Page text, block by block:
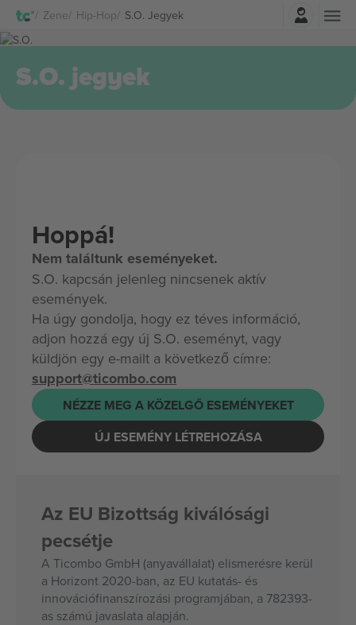
Zene Hip-Hop S.O. Jegyek
S.O. jegyek
Hoppá!
Nem találtunk eseményeket.
S.O. kapcsán jelenleg nincsenek aktív
események.
Ha úgy gondolja, hogy ez téves információ,
adjon hozzá egy új S.O. eseményt, vagy
küldjön egy e-mailt a következő címre:
support@ticombo.com
NÉZZE MEG A KÖZELGŐ ESEMÉNYEKET
ÚJ ESEMÉNY LÉTREHOZÁSA
Az EU Bizottság kiválósági
pecsétje
A Ticombo GmbH (anyavállalat) elismerésre kerül
a Horizont 2020-ban, az EU kutatás- és
innovációfinanszírozási programjában, a 782393-
as számú javaslata alapján.